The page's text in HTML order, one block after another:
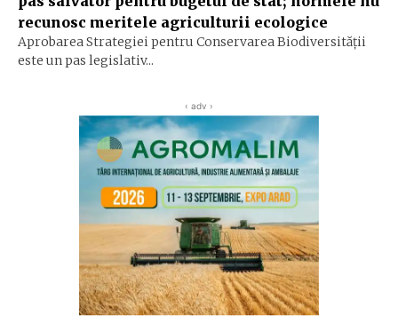
recunosc meritele agriculturii ecologice
Aprobarea Strategiei pentru Conservarea Biodiversității
este un pas legislativ...
‹ adv ›